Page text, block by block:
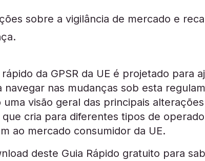
sobre a vigilância de mercado e
da GPSR da UE é projetado para
navegar nas mudanças sob esta
visão geral das principais
cria para diferentes tipos de
ao mercado consumidor da UE.
deste Guia Rápido gratuito para